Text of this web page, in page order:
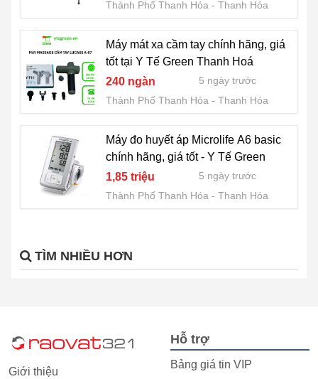
Thành Phố Thanh Hóa
Thanh Hóa
Máy mát xa cầm tay chính hãng, giá
tốt tại Y Tế Green Thanh Hoá
240 ngàn
5 ngày trước
Thành Phố Thanh Hóa
Thanh Hóa
Máy đo huyết áp Microlife A6 basic
chính hãng, giá tốt - Y Tế Green
1,85 triệu
5 ngày trước
Thành Phố Thanh Hóa
Thanh Hóa
TÌM NHIỀU HƠN
Giới thiệu
Hỗ trợ
Bảng giá tin VIP